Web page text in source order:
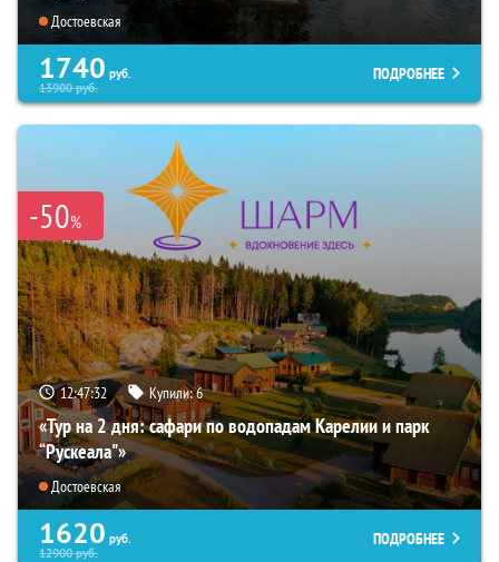
Достоевская
1740 руб.
13900руб.
ПОДРОБНЕЕ
-50%
12:47:31 Купили:6
«Тур на 2 дня: сафари по водопадам Карелии и парк
“Рускеала"»
Достоевская
1620 руб.
12900руб.
ПОДРОБНЕЕ